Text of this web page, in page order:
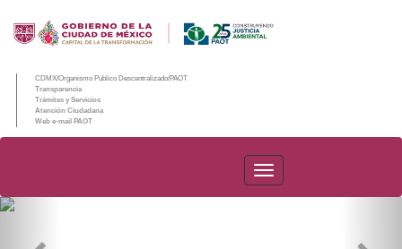
CDMX/Organismo Público Descentralizado/PAOT
Transparencia
Trámites y Servicios
Atención Ciudadana
Web e-mail PAOT
PAOT